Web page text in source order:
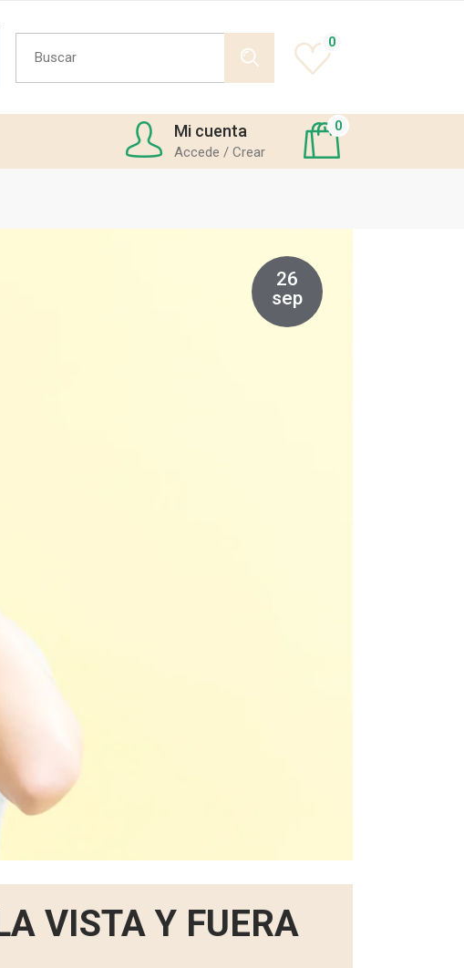
Search
for:
0
Mi cuenta
Accede / Crear
0
26
sep
VISTA Y FUERA